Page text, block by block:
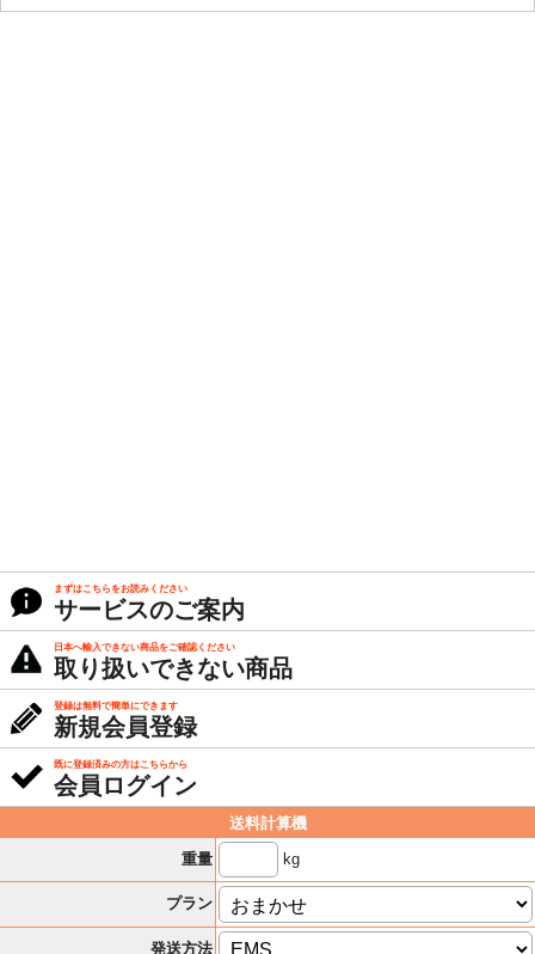
まずはこちらをお読みください
サービスのご案内
日本へ輸入できない商品をご確認ください
取り扱いできない商品
登録は無料で簡単にできます
新規会員登録
既に登録済みの方はこちらから
会員ログイン
送料計算機
重量
kg
プラン
発送方法